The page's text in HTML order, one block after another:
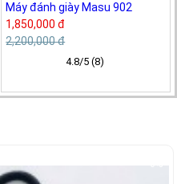
Máy đánh giày Masu 902
1,850,000 đ
2,200,000 đ
4.8/5 (8)